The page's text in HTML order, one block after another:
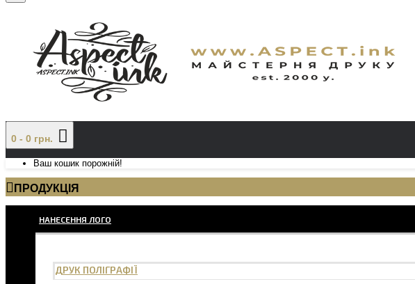
0 - 0 грн.
Ваш кошик порожній!
ПРОДУКЦІЯ
НАНЕСЕННЯ ЛОГО
ДРУК ПОЛІГРАФІЇ